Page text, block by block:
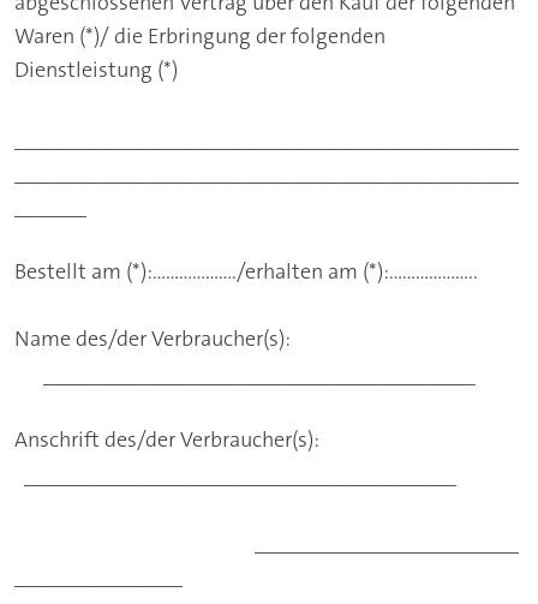
Waren (*)/ die Erbringung der folgenden
Dienstleistung (*)
Bestellt am (*):………………./erhalten am (*):………………..
Name des/der Verbraucher(s):
Anschrift des/der Verbraucher(s):